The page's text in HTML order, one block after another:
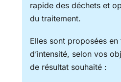
rapide des déchets et
du traitement.
Elles sont proposées
d’intensité, selon vos
de résultat souhaité :